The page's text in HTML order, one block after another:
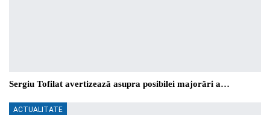
Sergiu Tofilat avertizează asupra posibilei majorări a…
ACTUALITATE